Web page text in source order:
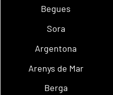
Begues
Sora
Argentona
Arenys de Mar
Berga